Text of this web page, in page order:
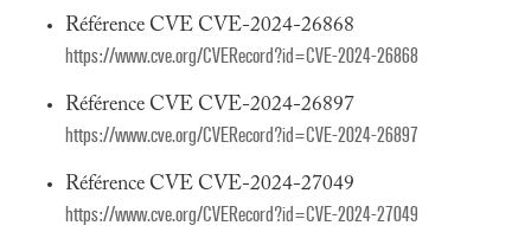
Référence CVE CVE-2024-26868
https://www.cve.org/CVERecord?id=CVE-2024-26868
Référence CVE CVE-2024-26897
https://www.cve.org/CVERecord?id=CVE-2024-26897
Référence CVE CVE-2024-27049
https://www.cve.org/CVERecord?id=CVE-2024-27049